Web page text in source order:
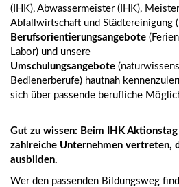
mehr
(IHK), Abwassermeister (IHK),
Abfallwirtschaft und Städtereinigung
Berufsorientierungsangebote
Labor) und unsere
Umschulungsangebote
Bedienerberufe) hautnah
sich über passende berufliche
Gut zu wissen: Beim IHK
zahlreiche Unternehmen vertreten,
ausbilden.
Wer den passenden Bildungsweg